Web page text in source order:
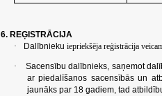
6. REĢISTRĀCIJA
·
Dalībnieku iepriekšēja reģistrācija
· Sacensību dalībnieks, saņemot
ar piedalīšanos sacensībās un
jaunāks par 18 gadiem, tad